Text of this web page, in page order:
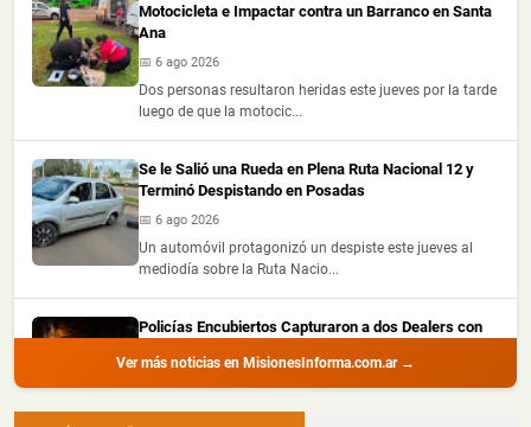
Motocicleta e Impactar contra un Barranco en Santa
Ana
📅 6 ago 2026
Dos personas resultaron heridas este jueves por la tarde
luego de que la motocic...
Se le Salió una Rueda en Plena Ruta Nacional 12 y
Terminó Despistando en Posadas
📅 6 ago 2026
Un automóvil protagonizó un despiste este jueves al
mediodía sobre la Ruta Nacio...
Policías Encubiertos Capturaron a dos Dealers con
Puerto Iguazú
Ver más noticias en MisionesInforma.com.ar →